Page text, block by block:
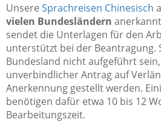
Unsere Sprachreisen Chinesisch
vielen Bundesländern
sendet die Unterlagen für den
unterstützt bei der Beantragung.
Bundesland nicht aufgeführt
unverbindlicher Antrag auf
Anerkennung gestellt werden.
benötigen dafür etwa 10 bis 12
Bearbeitungszeit.